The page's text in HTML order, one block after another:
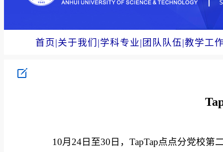
首页|关于我们 |学科专业| 团队队伍|教学工
10月24日至30日，TapTap点点分党校